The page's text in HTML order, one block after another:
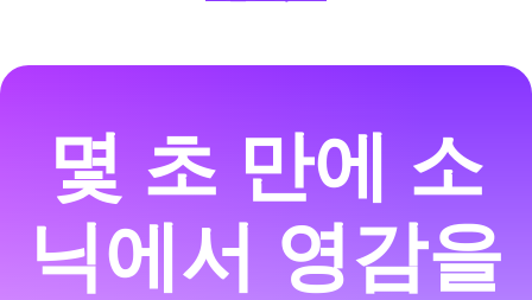
몇 초 만에 소
닉에서 영감을